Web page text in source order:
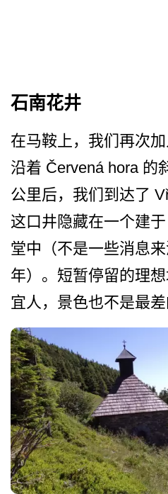
石南花井
在马鞍上，我们再次加
沿着 Červená hora 的
公里后，我们到达了
这口井隐藏在一个建
堂中（不是一些­消息
年）。短暂停留的理
宜人，景色也不是最差